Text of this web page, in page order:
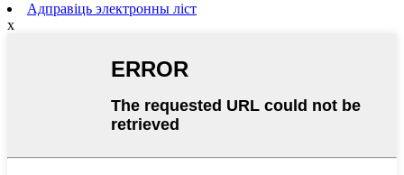
Адправіць электронны ліст
x